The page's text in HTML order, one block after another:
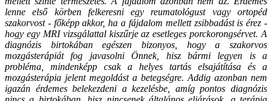
lenne első körben felkeresni egy reumatológust vagy ortopéd
szakorvost - főképp akkor, ha a fájdalom mellett zsibbadást is érez -
hogy egy MRI vizsgálattal kiszűrje az esetleges porckorongsérvet. A
diagnózis birtokában egészen bizonyos, hogy a szakorvos
mozgásterápiát fog javasolni Önnek, hisz bármi legyen is a
probléma, mindenképp csak a helyes tartás elsajátítása és a
mozgásterápia jelent megoldást a betegségre. Addig azonban nem
igazán érdemes belekezdeni a kezelésbe, amíg pontos diagnózis